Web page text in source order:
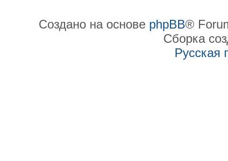
Создано на основе phpBB®
Сборка
Русская